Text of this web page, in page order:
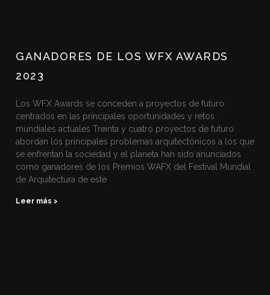
GANADORES DE LOS WFX AWARDS
2023
Los WFX Awards se conceden a proyectos de futuro
centrados en las principales oportunidades y retos
mundiales actuales Treinta y cuatro proyectos de futuro
abordan los principales problemas arquitectónicos a los que
se enfrentan la sociedad y el planeta han sido anunciados
como ganadores de los Premios WAFX del Festival Mundial
de Arquitectura de este
Leer más >